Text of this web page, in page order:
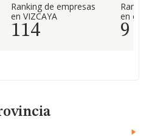
Ranking de empresas
en VIZCAYA
114
en el
9